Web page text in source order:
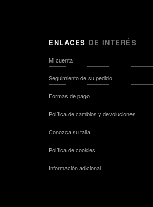
ENLACES DE INTERÉS
Mi cuenta
Seguimiento de su pedido
Formas de pago
Política de cambios y devoluciones
Conozca su talla
Política de cookies
Información adicional